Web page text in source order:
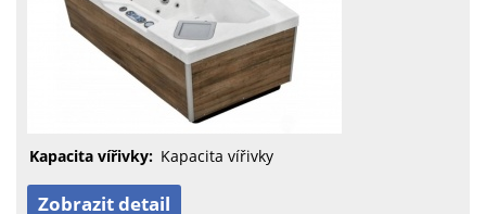
Kapacita vířivky: Kapacita vířivky
Zobrazit detail